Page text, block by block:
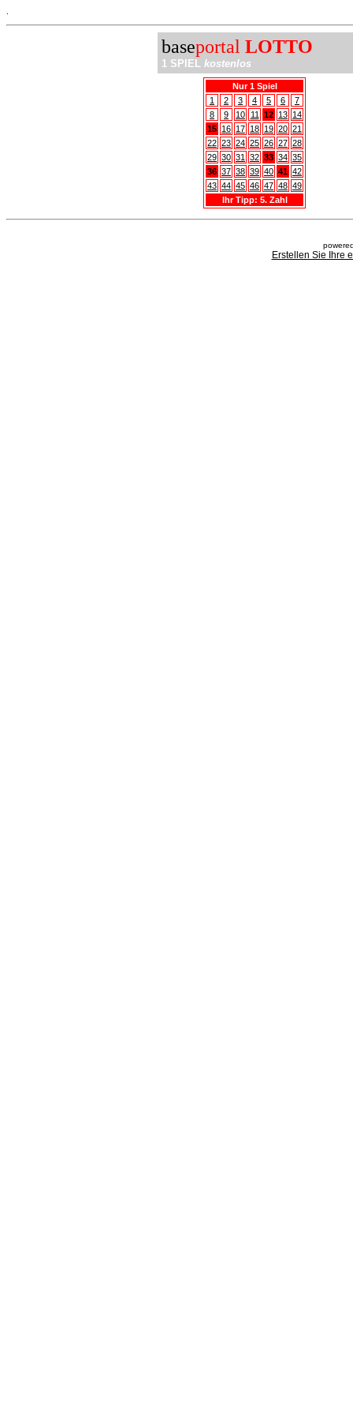
baseportal LOTTO
1 SPIEL kostenlos
Nur 1 Spiel
1
2 3 4 5 6
7
8
9 10 11 12 13 14
15 16 17 18 19 20 21
22 23 24 25 26 27 28
29 30 31 32 33 34 35
36 37 38 39 40 41 42
43 44 45 46 47 48 49
Ihr Tipp: 5. Zahl
Erstellen Sie Ihre